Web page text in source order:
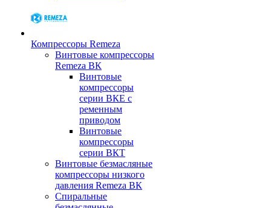
Компрессоры Remeza
Винтовые компрессоры
Remeza ВК
Винтовые
компрессоры
серии ВКЕ с
ременным
приводом
Винтовые
компрессоры
серии ВКТ
Винтовые безмасляные
компрессоры низкого
давления Remeza ВК
Спиральные